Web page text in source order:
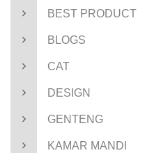
BEST PRODUCT
BLOGS
CAT
DESIGN
GENTENG
KAMAR MANDI